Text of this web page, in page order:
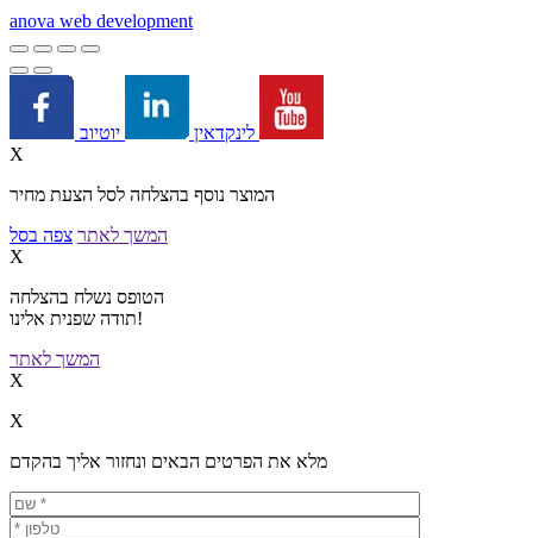
anova web development
לינקדאין
X
המוצר נוסף בהצלחה לסל הצעת מחיר
המשך לאתר צפה בסל
X
הטופס נשלח בהצלחה
תודה שפנית אלינו!
המשך לאתר
X
X
מלא את הפרטים הבאים ונחזור אליך בהקדם